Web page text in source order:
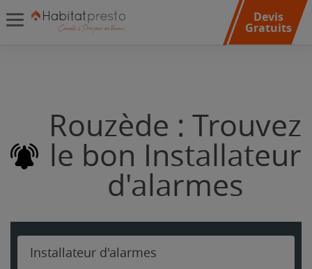
Devis
Gratuits
Rouzède : Trouvez
le bon Installateur
d'alarmes
Installateur d'alarmes